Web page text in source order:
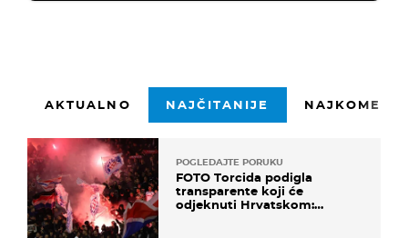
AKTUALNO NAJČITANIJE
POGLEDAJTE PORUKU
FOTO Torcida podigla
transparente koji će
odjeknuti Hrvatskom: